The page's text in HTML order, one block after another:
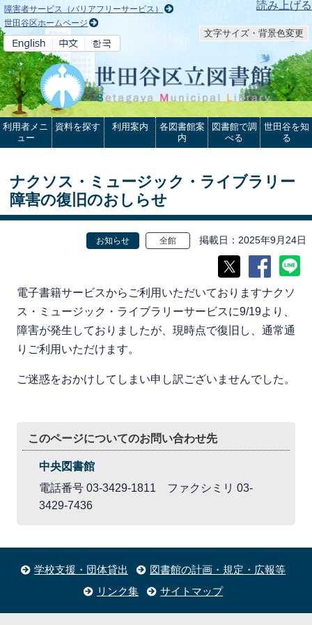
本文へ 読み上げる
障害者サービス（バリアフリーサービス）
世田谷区ホームページ
文字サイズ・背景色変更
利用者メニ
ュー
資料を探す 利用案内
各図書館案
内
図書館で調
べる
世田谷を知
る
ナクソス・ミュージック・ライブラリー
障害の復旧のおしらせ
お知らせ 全館 掲載日 2025年9月24日
電子書籍サービスからご利用いただいておりますナクソ
ス・ミュージック・ライブラリーサービスに9/19より、
障害が発生しておりましたが、現時点で復旧し、通常通
りご利用いただけます。
ご迷惑をおかけしてしまい申し訳ございませんでした。
このページについてのお問い合わせ先
中央図書館
電話番号 03-3429-1811 ファクシミリ 03-
3429-7436
学校支援・団体貸出
図書館の計画・規定・広報等
リンク集
サイトマップ